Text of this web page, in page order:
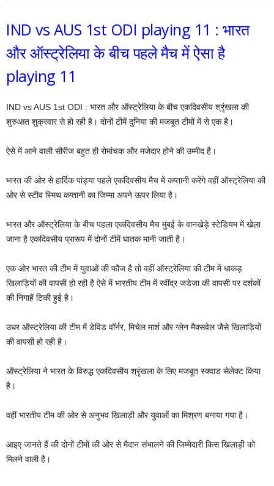
IND vs AUS 1st ODI playing 11 : भारत
और ऑस्ट्रेलिया के बीच पहले मैच में ऐसा है
playing 11
IND vs AUS 1st ODI : भारत और ऑस्ट्रेलिया के बीच एकदिवसीय श्रृंखला की
शुरुआत शुक्रवार से हो रही है। दोनों टीमें दुनिया की मजबूत टीमों में से एक है।
ऐसे में आने वाली सीरीज बहुत ही रोमांचक और मजेदार होने की उम्मीद है।
भारत की ओर से हार्दिक पांड्या पहले एकदिवसीय मैच में कप्तानी करेंगे वहीं ऑस्ट्रेलिया की
ओर से स्टीव स्मिथ कप्तानी का जिम्मा अपने ऊपर लिया है।
भारत और ऑस्ट्रेलिया के बीच पहला एकदिवसीय मैच मुंबई के वानखेड़े स्टेडियम में खेला
जाना है एकदिवसीय प्रारूप में दोनों टीमें घातक मानी जाती है।
एक ओर भारत की टीम में युवाओं की फौज है तो वहीं ऑस्ट्रेलिया की टीम में धाकड़
खिलाड़ियों की वापसी हो रही है ऐसे में भारतीय टीम में रवींद्र जडेजा की वापसी पर दर्शकों
की निगाहें टिकी हुई है।
उधर ऑस्ट्रेलिया की टीम में डेविड वॉर्नर, मिचेल मार्श और ग्लेन मैक्सवेल जैसे खिलाड़ियों
की वापसी हो रही है।
ऑस्ट्रेलिया ने भारत के विरुद्ध एकदिवसीय श्रृंखला के लिए मजबूत स्क्वाड सेलेक्ट किया
है।
वहीं भारतीय टीम की ओर से अनुभव खिलाड़ी और युवाओं का मिश्रण बनाया गया है।
आइए जानते हैं की दोनों टीमों की ओर से मैदान संभालने की जिम्मेदारी किस खिलाड़ी को
मिलने वाली है।